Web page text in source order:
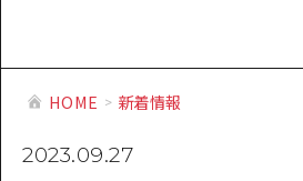
新着情報
HOME 新着情報
2023.09.27